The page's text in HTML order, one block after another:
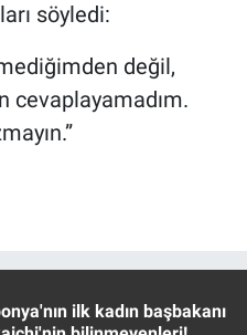
söyledi:
değil,
cevaplayamadım.
ilk kadın başbakanı